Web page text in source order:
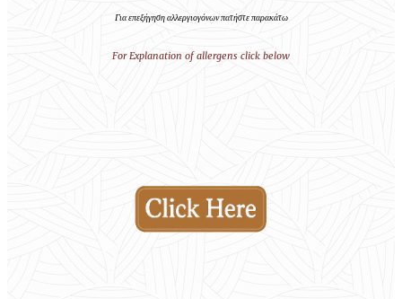
Για επεξήγηση αλλεργιογόνων πατήστε παρακάτω
For Explanation of allergens click below